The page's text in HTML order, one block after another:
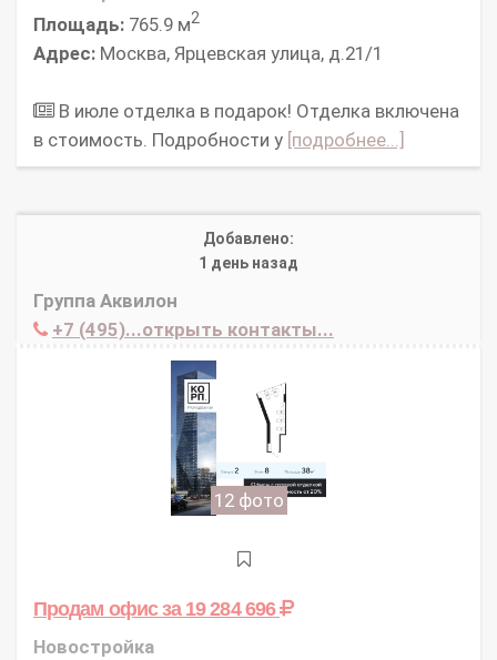
Площадь: 765.9 м2
Адрес: Москва, Ярцевская улица, д.21/1
В июле отделка в подарок! Отделка включена
в стоимость. Подробности у [подробнее...]
Добавлено:
1 день назад
Группа Аквилон
+7 (495)...открыть контакты...
12 фото
Продам офисза 19 284 696
Новостройка